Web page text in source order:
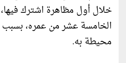
خلال أول مظاهرة اشترك
الخامسة عشر من عمره، بسبب
محيطة به.